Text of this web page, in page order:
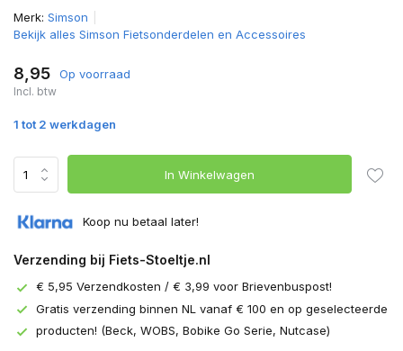
Merk: Simson
Bekijk alles Simson Fietsonderdelen en Accessoires
8,95 Op voorraad
Incl. btw
1 tot 2 werkdagen
In Winkelwagen
Koop nu betaal later!
Verzending bij Fiets-Stoeltje.nl
€ 5,95 Verzendkosten / € 3,99 voor Brievenbuspost!
Gratis verzending binnen NL vanaf € 100 en op geselecteerde
producten! (Beck, WOBS, Bobike Go Serie, Nutcase)